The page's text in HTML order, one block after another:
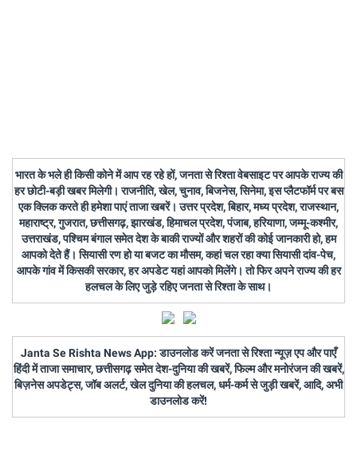
भारत के भले ही किसी कोने में आप रह रहे हों, जनता से रिश्ता वेबसाइट पर आपके राज्य की
हर छोटी-बड़ी खबर मिलेगी। राजनीति, खेल, चुनाव, बिजनेस, सिनेमा, इस प्लैटफॉर्म पर बस
एक क्लिक करते ही हमेशा पाएं ताजा खबरें। उत्तर प्रदेश, बिहार, मध्य प्रदेश, राजस्थान,
महाराष्ट्र, गुजरात, छत्तीसगढ़, झारखंड, हिमाचल प्रदेश, पंजाब, हरियाणा, जम्मू-कश्मीर,
उत्तराखंड, पश्चिम बंगाल समेत देश के बाकी राज्यों और शहरों की कोई जानकारी हो, हम
आपको देते हैं। सियासी रण हो या बजट का मौसम, कहां चल रहा क्या सियासी दांव-पेच,
आपके गांव में किसकी सरकार, हर अपडेट यहां आपको मिलेंगे। तो फिर अपने राज्य की हर
हलचल के लिए जुड़े रहिए जनता से रिश्ता के साथ।
Janta Se Rishta News App: डाउनलोड करें जनता से रिश्ता न्यूज़ एप और पाएँ
हिंदी में ताजा समाचार, छत्तीसगढ़ समेत देश-दुनिया की खबरें, फिल्म और मनोरंजन की खबरें,
बिज़नेस अपडेट्स, जॉब अलर्ट, खेल दुनिया की हलचल, धर्म-कर्म से जुड़ी खबरें, आदि, अभी
डाउनलोड करें!